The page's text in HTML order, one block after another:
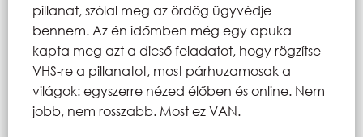
pillanat, szólal meg az ördög ügyvédje
bennem. Az én időmben még egy apuka
kapta meg azt a dicső feladatot, hogy rögzítse
VHS-re a pillanatot, most párhuzamosak a
világok: egyszerre nézed élőben és online. Nem
jobb, nem rosszabb. Most ez VAN.